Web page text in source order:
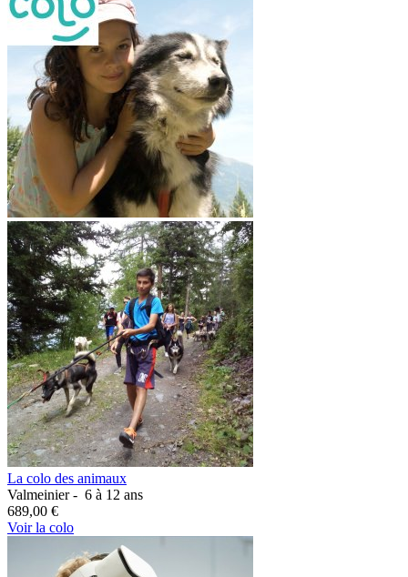
La colo des animaux
Valmeinier - 6 à 12 ans
689,00 €
Voir la colo